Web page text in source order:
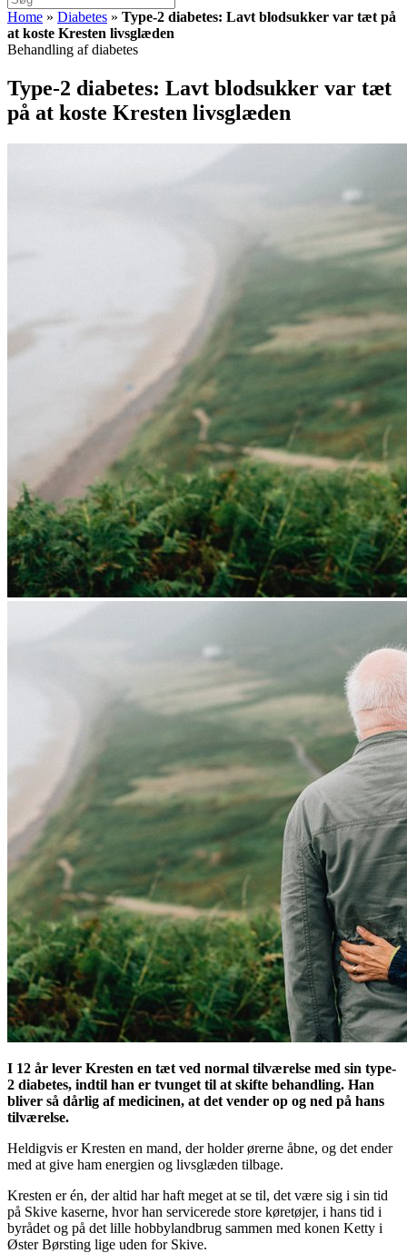
Home » Diabetes » Type-2 diabetes: Lavt blodsukker var tæt på
at koste Kresten livsglæden
Behandling af diabetes
Type-2 diabetes: Lavt blodsukker var tæt
på at koste Kresten livsglæden
I 12 år lever Kresten en tæt ved normal tilværelse med sin type-
2 diabetes, indtil han er tvunget til at skifte behandling. Han
bliver så dårlig af medicinen, at det vender op og ned på hans
tilværelse.
Heldigvis er Kresten en mand, der holder ørerne åbne, og det ender
med at give ham energien og livsglæden tilbage.
Kresten er én, der altid har haft meget at se til, det være sig i sin tid
på Skive kaserne, hvor han servicerede store køretøjer, i hans tid i
byrådet og på det lille hobbylandbrug sammen med konen Ketty i
Øster Børsting lige uden for Skive.